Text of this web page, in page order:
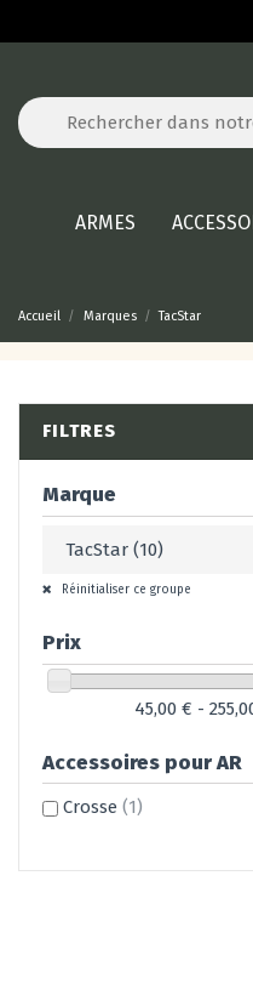
ARMES
Accueil Marques TacStar
FILTRES
Marque
Réinitialiser ce groupe
Prix
45,00 € -
Accessoires pour AR
Crosse (1)